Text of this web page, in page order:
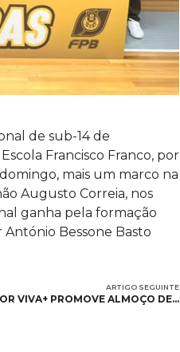
de sub-14 de
Francisco Franco, por
mais um marco na
Augusto Correia, nos
ganha pela formação
Bessone Basto
ARTIGO SEGUINTE
VIVA+ PROMOVE ALMOÇO DE…